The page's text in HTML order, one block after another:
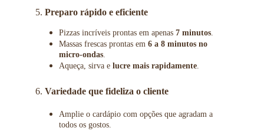
5. Preparo rápido e eficiente
Pizzas incríveis prontas em apenas 7 minutos.
Massas frescas prontas em 6 a 8 minutos no
micro-ondas.
Aqueça, sirva e lucre mais rapidamente.
6. Variedade que fideliza o cliente
Amplie o cardápio com opções que agradam a
todos os gostos.